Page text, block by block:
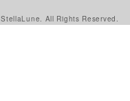
StellaLune. All Rights Reserved.